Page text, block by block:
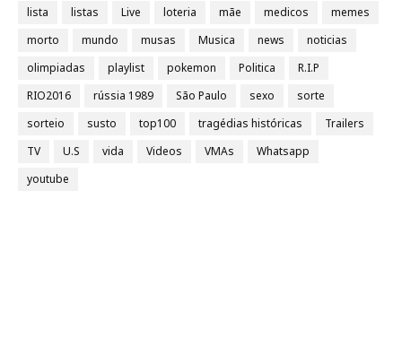
lista
listas Live loteria mãe medicos
memes
morto
mundo musas Musica news
noticias
olimpiadas
playlist pokemon Politica
R.I.P
RIO2016
rússia 1989 São Paulo sexo
sorte
sorteio
susto top100 tragédias históricas
Trailers
TV
U.S vida Videos VMAs
Whatsapp
youtube